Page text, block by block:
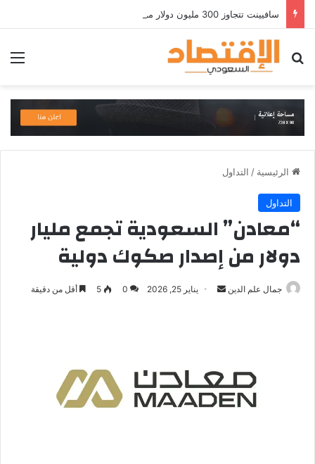
بحث عن
الرئيسية / التداول
التداول
“معادن” السعودية تجمع مليار
دولار من إصدار صكوك دولية
جمال علم الدين
أرسل يناير 25, 2026 0
5 أقل من دقيقة